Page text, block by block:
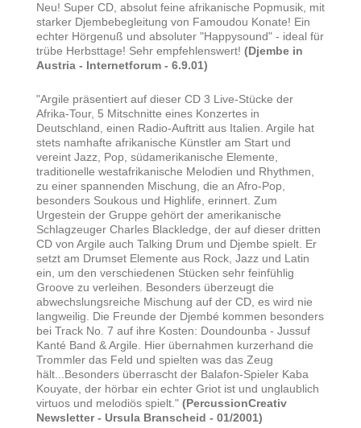
Neu! Super CD, absolut feine afrikanische Popmusik, mit
starker Djembebegleitung von Famoudou Konate! Ein
echter Hörgenuß und absoluter "Happysound" - ideal für
trübe Herbsttage! Sehr empfehlenswert! (Djembe in
Austria - Internetforum - 6.9.01)
"Argile präsentiert auf dieser CD 3 Live-Stücke der
Afrika-Tour, 5 Mitschnitte eines Konzertes in
Deutschland, einen Radio-Auftritt aus Italien. Argile hat
stets namhafte afrikanische Künstler am Start und
vereint Jazz, Pop, südamerikanische Elemente,
traditionelle westafrikanische Melodien und Rhythmen,
zu einer spannenden Mischung, die an Afro-Pop,
besonders Soukous und Highlife, erinnert. Zum
Urgestein der Gruppe gehört der amerikanische
Schlagzeuger Charles Blackledge, der auf dieser dritten
CD von Argile auch Talking Drum und Djembe spielt. Er
setzt am Drumset Elemente aus Rock, Jazz und Latin
ein, um den verschiedenen Stücken sehr feinfühlig
Groove zu verleihen. Besonders überzeugt die
abwechslungsreiche Mischung auf der CD, es wird nie
langweilig. Die Freunde der Djembé kommen besonders
bei Track No. 7 auf ihre Kosten: Doundounba - Jussuf
Kanté Band & Argile. Hier übernahmen kurzerhand die
Trommler das Feld und spielten was das Zeug
hält...Besonders überrascht der Balafon-Spieler Kaba
Kouyate, der hörbar ein echter Griot ist und unglaublich
virtuos und melodiös spielt." (PercussionCreativ
Newsletter - Ursula Branscheid - 01/2001)